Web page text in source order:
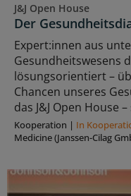
J&J Open House
Der
Expert:innen aus
Gesundheitswesens
lösungsorientiert –
Chancen unseres
das J&J Open House
Kooperation | In
Medicine (Janssen-Cilag